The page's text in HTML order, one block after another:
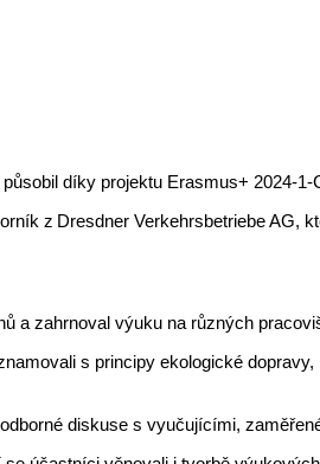
díky projektu Erasmus+ 2024-
z Dresdner Verkehrsbetriebe AG,
a zahrnoval výuku na různých
s principy ekologické
diskuse s vyučujícími,